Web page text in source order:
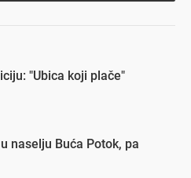
"Ubica koji plače"
naselju Buća Potok, pa